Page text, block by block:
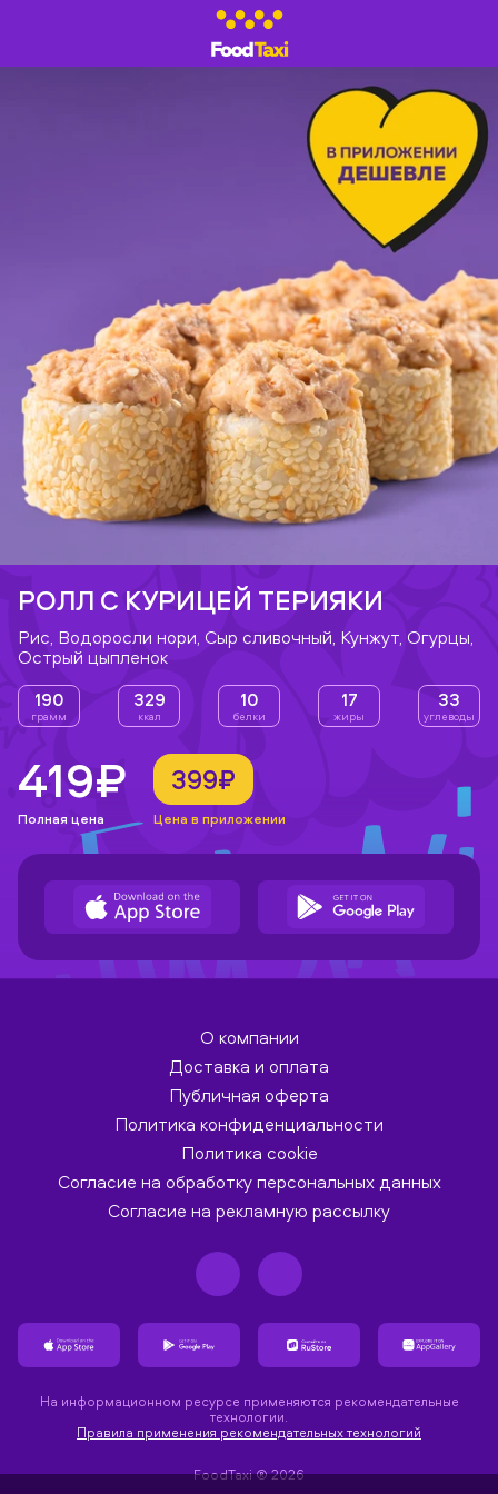
РОЛЛ С КУРИЦЕЙ ТЕРИЯКИ
Рис, Водоросли нори, Сыр сливочный, Кунжут, Огурцы,
Острый цыпленок
190
грамм
329
ккал
10
белки
17
жиры
33
углеводы
419₽
Полная цена
399₽
Цена в приложении
О компании
Доставка и оплата
Публичная оферта
Политика конфиденциальности
Политика cookie
Согласие на обработку персональных данных
Согласие на рекламную рассылку
На информационном ресурсе применяются рекомендательные
технологии.
Правила применения рекомендательных технологий
FoodTaxi ® 2026